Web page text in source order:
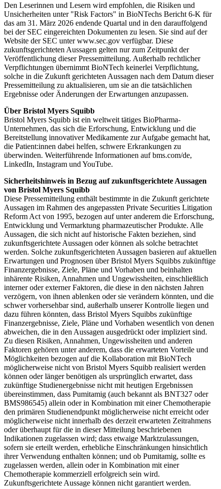
Den Leserinnen und Lesern wird empfohlen, die Risiken und
Unsicherheiten unter "Risk Factors" in BioNTechs Bericht 6-K für
das am 31. März 2026 endende Quartal und in den darauffolgend
bei der SEC eingereichten Dokumenten zu lesen. Sie sind auf der
Website der SEC unter www.sec.gov verfügbar. Diese
zukunftsgerichteten Aussagen gelten nur zum Zeitpunkt der
Veröffentlichung dieser Pressemitteilung. Außerhalb rechtlicher
Verpflichtungen übernimmt BioNTech keinerlei Verpflichtung,
solche in die Zukunft gerichteten Aussagen nach dem Datum dieser
Pressemitteilung zu aktualisieren, um sie an die tatsächlichen
Ergebnisse oder Änderungen der Erwartungen anzupassen.
Über Bristol Myers Squibb
Bristol Myers Squibb ist ein weltweit tätiges BioPharma-
Unternehmen, das sich die Erforschung, Entwicklung und die
Bereitstellung innovativer Medikamente zur Aufgabe gemacht hat,
die Patient:innen dabei helfen, schwere Erkrankungen zu
überwinden. Weiterführende Informationen auf bms.com/de,
LinkedIn, Instagram und YouTube.
Sicherheitshinweis in Bezug auf zukunftsgerichtete Aussagen
von Bristol Myers Squibb
Diese Pressemitteilung enthält bestimmte in die Zukunft gerichtete
Aussagen im Rahmen des angepassten Private Securities Litigation
Reform Act von 1995, bezogen auf unter anderem die Erforschung,
Entwicklung und Vermarktung pharmazeutischer Produkte. Alle
Aussagen, die sich nicht auf historische Fakten beziehen, sind
zukunftsgerichtete Aussagen oder können als solche betrachtet
werden. Solche zukunftsgerichteten Aussagen basieren auf aktuellen
Erwartungen und Prognosen über Bristol Myers Squibbs zukünftige
Finanzergebnisse, Ziele, Pläne und Vorhaben und beinhalten
inhärente Risiken, Annahmen und Ungewissheiten, einschließlich
interner oder externer Faktoren, die diese in den nächsten Jahren
verzögern, von ihnen ablenken oder sie verändern könnten, und die
schwer vorhersehbar sind, außerhalb unserer Kontrolle liegen und
dazu führen könnten, dass Bristol Myers Squibbs zukünftige
Finanzergebnisse, Ziele, Pläne und Vorhaben wesentlich von denen
abweichen, die in den Aussagen ausgedrückt oder impliziert sind.
Zu diesen Risiken, Annahmen, Ungewissheiten und anderen
Faktoren gehören unter anderem, dass die erwarteten Vorteile und
Möglichkeiten bezogen auf die Kollaboration mit BioNTech
möglicherweise nicht von Bristol Myers Squibb realisiert werden
können oder länger benötigen als ursprünglich erwartet, dass
zukünftige Studienergebnisse nicht mit heutigen Ergebnissen
übereinstimmen, dass Pumitamig (auch bekannt als BNT327 oder
BMS986545) allein oder in Kombination mit einer Chemotherapie
den primären Studienendpunkt möglicherweise nicht erreicht oder
möglicherweise nicht innerhalb des derzeit erwarteten Zeitrahmens
oder überhaupt für die in dieser Mitteilung beschriebenen
Indikationen zugelassen wird; dass etwaige Marktzulassungen,
sofern sie erteilt werden, erhebliche Einschränkungen hinsichtlich
ihrer Verwendung enthalten können; und ob Pumitamig, sollte es
zugelassen werden, allein oder in Kombination mit einer
Chemotherapie kommerziell erfolgreich sein wird.
Zukunftsgerichtete Aussage können nicht garantiert werden.